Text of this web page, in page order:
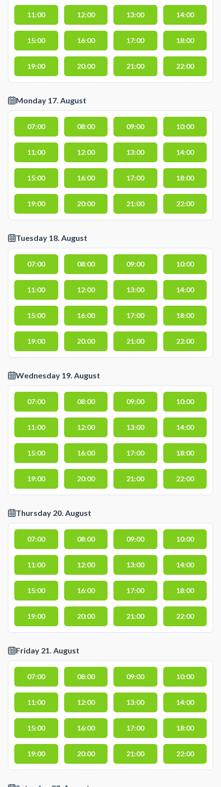
11:00 12:00 13:00 14:00
15:00 16:00 17:00 18:00
19:00 20:00 21:00 22:00
Monday 17. August
07:00 08:00 09:00 10:00
11:00 12:00 13:00 14:00
15:00 16:00 17:00 18:00
19:00 20:00 21:00 22:00
Tuesday 18. August
07:00 08:00 09:00 10:00
11:00 12:00 13:00 14:00
15:00 16:00 17:00 18:00
19:00 20:00 21:00 22:00
Wednesday 19. August
07:00 08:00 09:00 10:00
11:00 12:00 13:00 14:00
15:00 16:00 17:00 18:00
19:00 20:00 21:00 22:00
Thursday 20. August
07:00 08:00 09:00 10:00
11:00 12:00 13:00 14:00
15:00 16:00 17:00 18:00
19:00 20:00 21:00 22:00
Friday 21. August
07:00 08:00 09:00 10:00
11:00 12:00 13:00 14:00
15:00 16:00 17:00 18:00
19:00 20:00 21:00 22:00